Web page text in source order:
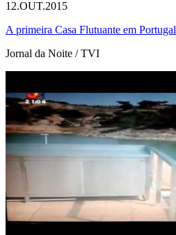
12.OUT.2015
A primeira Casa Flutuante em Portugal
Jornal da Noite / TVI